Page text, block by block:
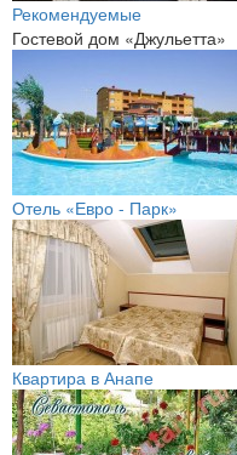
Рекомендуемые
Гостевой дом «Джульетта»
Отель «Евро - Парк»
Квартира в Анапе